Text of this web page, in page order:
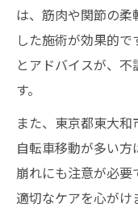
は、筋肉や関節の柔
した施術が効果的
とアドバイスが、
す。
また、東京都東大
自転車移動が多い
崩れにも注意が必要
適切なケアを心がけ